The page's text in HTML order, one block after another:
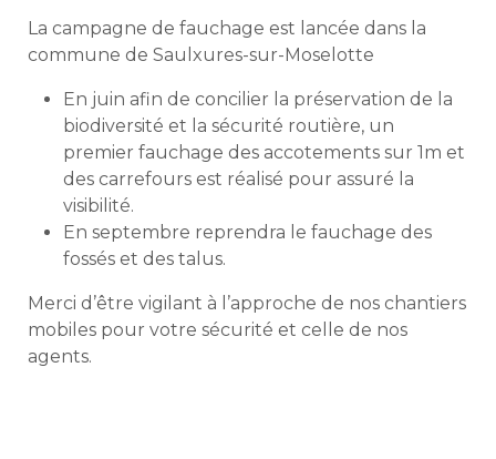
La campagne de fauchage est lancée dans la
commune de Saulxures-sur-Moselotte
En juin afin de concilier la préservation de la
biodiversité et la sécurité routière, un
premier fauchage des accotements sur 1m et
des carrefours est réalisé pour assuré la
visibilité.
En septembre reprendra le fauchage des
fossés et des talus.
Merci d’être vigilant à l’approche de nos chantiers
mobiles pour votre sécurité et celle de nos
agents.